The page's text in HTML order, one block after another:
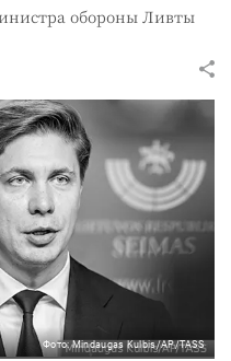
обороны Ливты
Фото: Mindaugas Kulbis/AP/TASS